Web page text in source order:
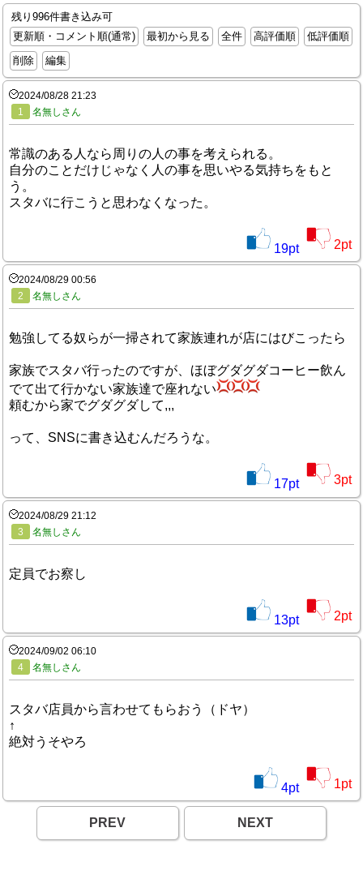
残り996件書き込み可
更新順・コメント順(通常)
最初から見る 全件 高評価順
低評価順
削除
編集
2024/08/28 21:23
1
名無しさん
常識のある人なら周りの人の事を考えられる。
自分のことだけじゃなく人の事を思いやる気持ちをもと
う。
スタバに行こうと思わなくなった。
19pt 2pt
2024/08/29 00:56
2
名無しさん
勉強してる奴らが一掃されて家族連れが店にはびこったら
家族でスタバ行ったのですが、ほぼグダグダコーヒー飲ん
でて出て行かない家族達で座れない
頼むから家でグダグダして,,,
って、SNSに書き込むんだろうな。
17pt 3pt
2024/08/29 21:12
3
名無しさん
定員でお察し
13pt 2pt
2024/09/02 06:10
4
名無しさん
スタバ店員から言わせてもらおう（ドヤ）
↑
絶対うそやろ
4pt 1pt
PREV NEXT